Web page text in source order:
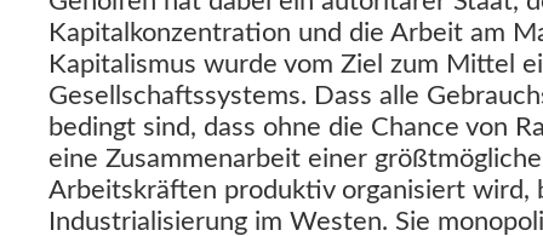
Kapitalkonzentration und die Arbeit am
Kapitalismus wurde vom Ziel zum Mittel
Gesellschaftssystems. Dass alle
bedingt sind, dass ohne die Chance von
eine Zusammenarbeit einer
Arbeitskräften produktiv organisiert wird,
Industrialisierung im Westen. Sie